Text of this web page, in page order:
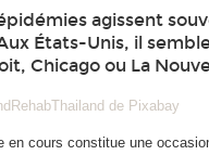
agissent
États-Unis, il
Chicago ou La
de Pixabay
en cours constitue une